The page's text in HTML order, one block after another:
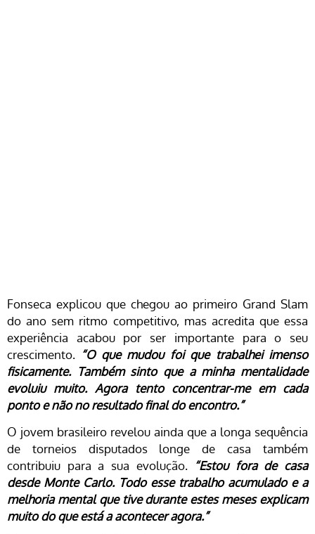
Fonseca explicou que chegou ao primeiro Grand Slam
do ano sem ritmo competitivo, mas acredita que essa
experiência acabou por ser importante para o seu
crescimento. “O que mudou foi que trabalhei imenso
fisicamente. Também sinto que a minha mentalidade
evoluiu muito. Agora tento concentrar-me em cada
ponto e não no resultado final do encontro.”
O jovem brasileiro revelou ainda que a longa sequência
de torneios disputados longe de casa também
contribuiu para a sua evolução. “Estou fora de casa
desde Monte Carlo. Todo esse trabalho acumulado e a
melhoria mental que tive durante estes meses explicam
muito do que está a acontecer agora.”